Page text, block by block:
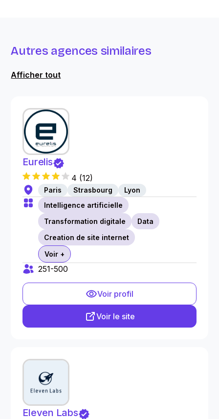
Autres agences similaires
Afficher tout
Eurelis
4 (12)
Paris Strasbourg
Lyon
Intelligence artificielle
Transformation digitale
Data
Creation de site internet
Voir +
251-500
Voir profil
Voir le site
Eleven Labs